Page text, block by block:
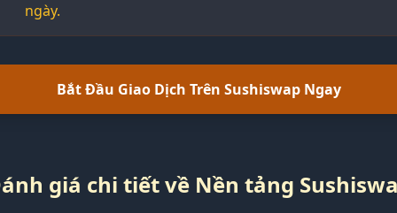
ngày.
Bắt Đầu Giao Dịch Trên Sushiswap Ngay
giá chi tiết về Nền tảng